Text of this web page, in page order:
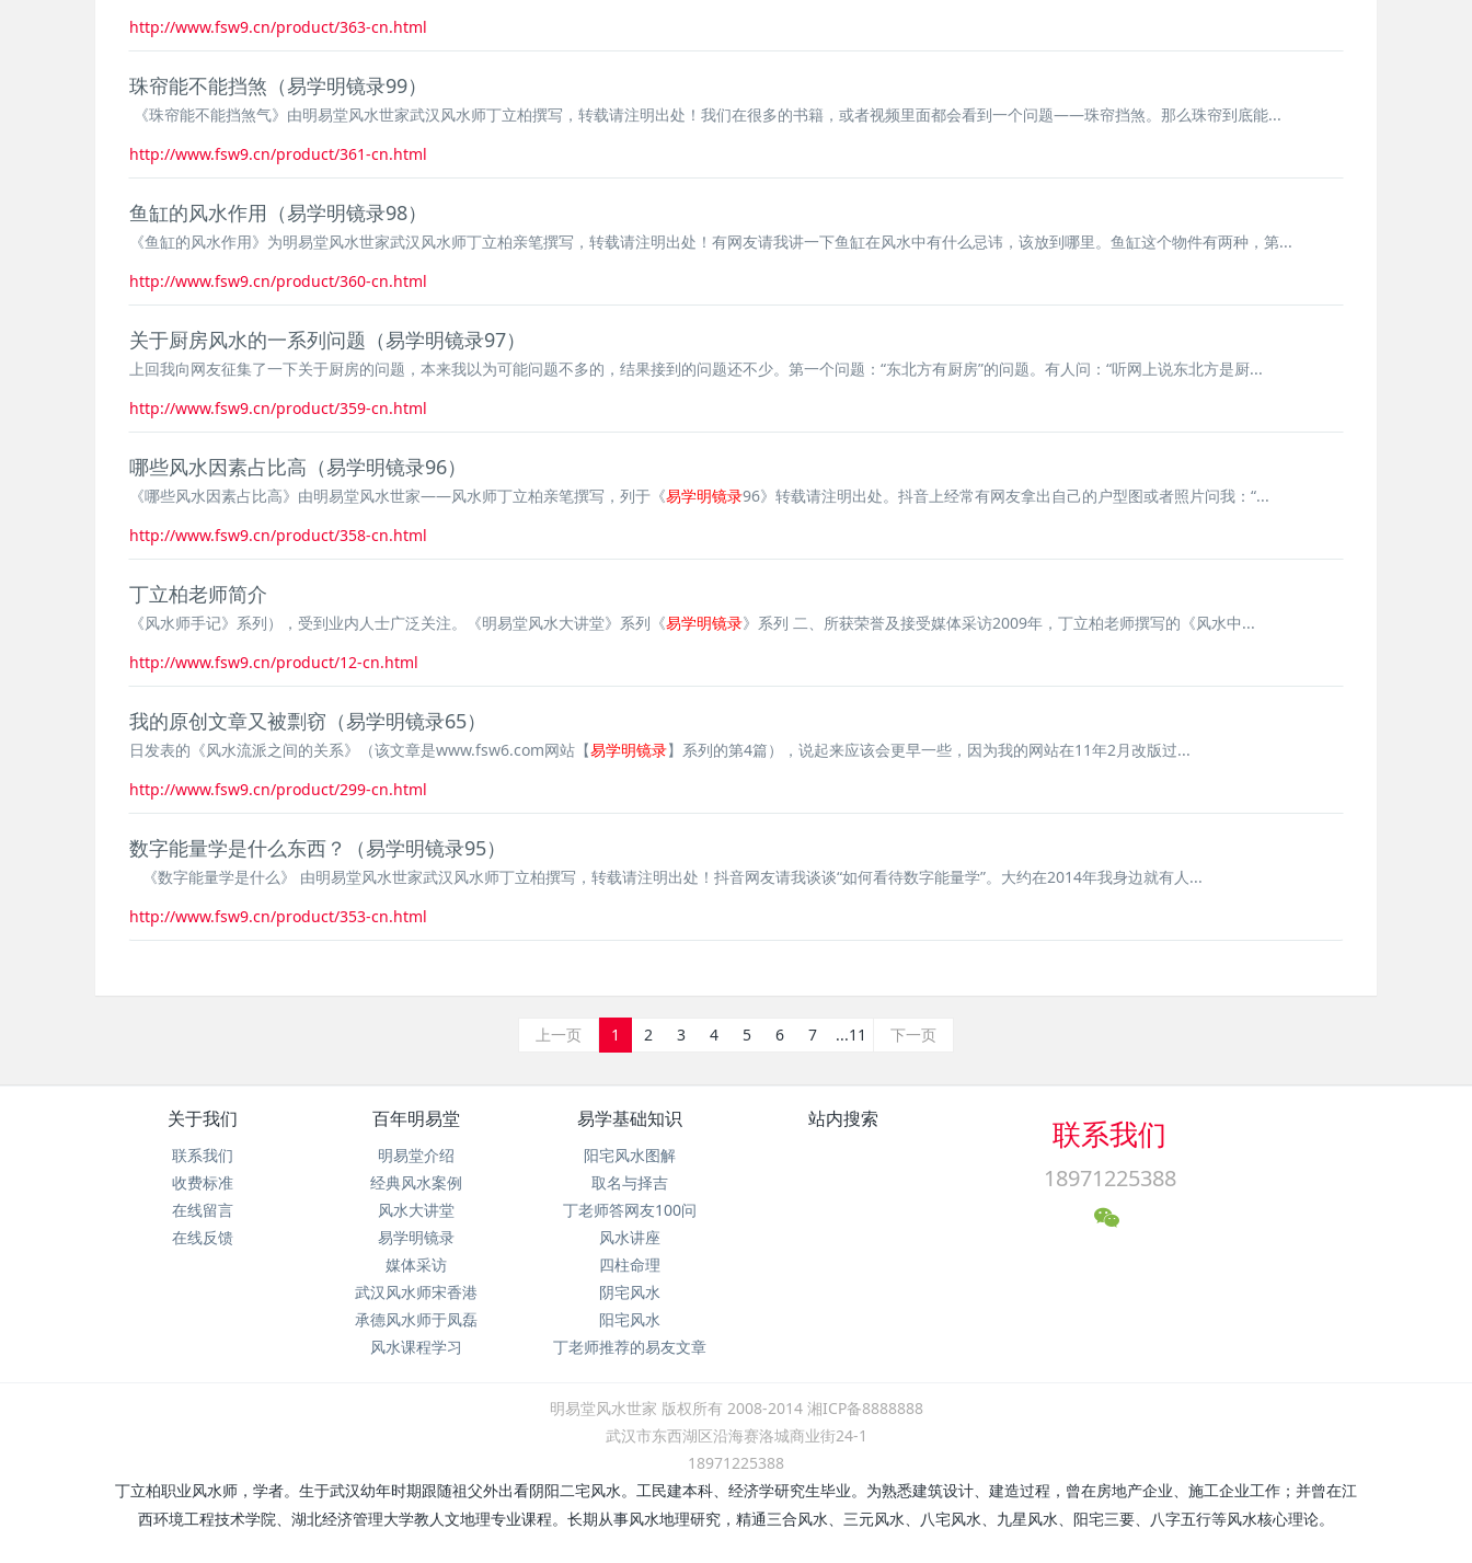
http://www.fsw9.cn/product/363-cn.html
珠帘能不能挡煞（易学明镜录99）
《珠帘能不能挡煞气》由明易堂风水世家武汉风水师丁立柏撰写，转载请注明出处！我们在很多的书籍，或者视频里面都会看到一个问题——珠帘挡煞。那么珠帘到底能...
http://www.fsw9.cn/product/361-cn.html
鱼缸的风水作用（易学明镜录98）
《鱼缸的风水作用》为明易堂风水世家武汉风水师丁立柏亲笔撰写，转载请注明出处！有网友请我讲一下鱼缸在风水中有什么忌讳，该放到哪里。鱼缸这个物件有两种，第...
http://www.fsw9.cn/product/360-cn.html
关于厨房风水的一系列问题（易学明镜录97）
上回我向网友征集了一下关于厨房的问题，本来我以为可能问题不多的，结果接到的问题还不少。第一个问题：“东北方有厨房”的问题。有人问：“听网上说东北方是厨...
http://www.fsw9.cn/product/359-cn.html
哪些风水因素占比高（易学明镜录96）
《哪些风水因素占比高》由明易堂风水世家——风水师丁立柏亲笔撰写，列于《易学明镜录96》转载请注明出处。抖音上经常有网友拿出自己的户型图或者照片问我：“...
http://www.fsw9.cn/product/358-cn.html
丁立柏老师简介
《风水师手记》系列），受到业内人士广泛关注。《明易堂风水大讲堂》系列《易学明镜录》系列 二、所获荣誉及接受媒体采访2009年，丁立柏老师撰写的《风水中...
http://www.fsw9.cn/product/12-cn.html
我的原创文章又被剽窃（易学明镜录65）
日发表的《风水流派之间的关系》（该文章是www.fsw6.com网站【易学明镜录】系列的第4篇），说起来应该会更早一些，因为我的网站在11年2月改版过...
http://www.fsw9.cn/product/299-cn.html
数字能量学是什么东西？（易学明镜录95）
《数字能量学是什么》 由明易堂风水世家武汉风水师丁立柏撰写，转载请注明出处！抖音网友请我谈谈“如何看待数字能量学”。大约在2014年我身边就有人...
http://www.fsw9.cn/product/353-cn.html
上一页 1 2 3 4 5 6 7 ...11 下一页
关于我们
联系我们
收费标准
在线留言
在线反馈
百年明易堂
明易堂介绍
经典风水案例
风水大讲堂
易学明镜录
媒体采访
武汉风水师宋香港
承德风水师于凤磊
风水课程学习
易学基础知识
阳宅风水图解
取名与择吉
丁老师答网友100问
风水讲座
四柱命理
阴宅风水
阳宅风水
丁老师推荐的易友文章
站内搜索 联系我们
18971225388
明易堂风水世家 版权所有 2008-2014 湘ICP备8888888
武汉市东西湖区沿海赛洛城商业街24-1
18971225388
丁立柏职业风水师，学者。生于武汉幼年时期跟随祖父外出看阴阳二宅风水。工民建本科、经济学研究生毕业。为熟悉建筑设计、建造过程，曾在房地产企业、施工企业工作；并曾在江
西环境工程技术学院、湖北经济管理大学教人文地理专业课程。长期从事风水地理研究，精通三合风水、三元风水、八宅风水、九星风水、阳宅三要、八字五行等风水核心理论。